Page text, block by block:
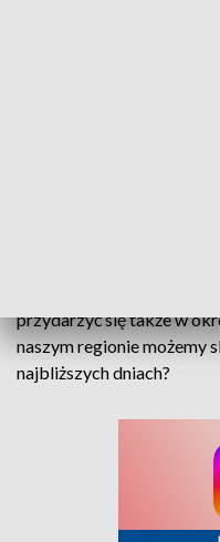
przydarzyć się także w
naszym regionie możemy
najbliższych dniach?